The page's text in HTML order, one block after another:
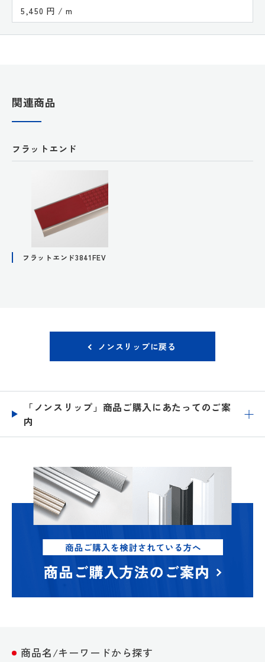
5,450 円 / m
関連商品
フラットエンド
フラットエンド3841FEV
ノンスリップに戻る
「ノンスリップ」商品ご購入にあたってのご案
内
商品名/キーワードから探す